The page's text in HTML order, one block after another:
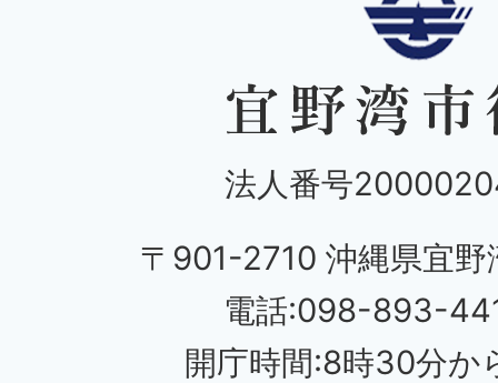
法人番号
〒901-2710 沖縄県宜野
電話:098-893-
開庁時間:8時30分か